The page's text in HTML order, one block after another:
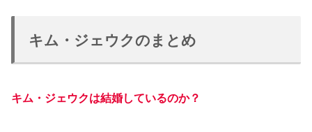
キム・ジェウクのまとめ
キム・ジェウクは結婚しているのか？